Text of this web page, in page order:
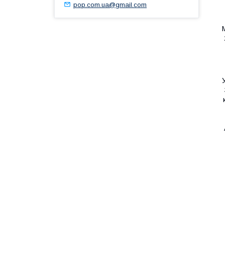
pop.com.ua@gmail.com